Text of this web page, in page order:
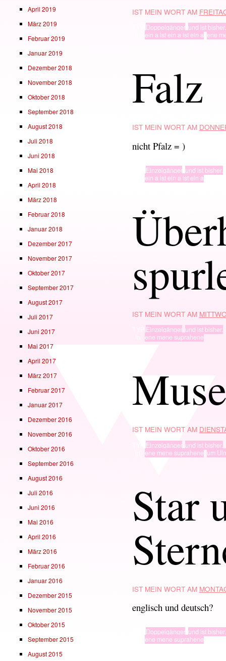
IST MEIN WORT AM
Doppelgänger, und ist bisher.
ein a ist ein a ist ein a, ene
Falz
IST MEIN WORT AM
nicht Pfalz = )
Einzelgänger, und ist bisher.
ein a ist ein a ist ein a
IST MEIN WORT AM
Einzelgänger, und ist bisher.
ene mene suprahene
Muse
IST MEIN WORT AM
Einzelgänger, und ist bisher.
ene mene suprahene,um
Star
IST MEIN WORT AM
englisch und deutsch?
Doppelgänger, und ist bisher.
ene mene suprahene
April 2019
März 2019
Februar 2019
Januar 2019
Dezember 2018
November 2018
Oktober 2018
September 2018
August 2018
Juli 2018
Juni 2018
Mai 2018
April 2018
März 2018
Februar 2018
Januar 2018
Dezember 2017
November 2017
Oktober 2017
September 2017
August 2017
Juli 2017
Juni 2017
Mai 2017
April 2017
März 2017
Februar 2017
Januar 2017
Dezember 2016
November 2016
Oktober 2016
September 2016
August 2016
Juli 2016
Juni 2016
Mai 2016
April 2016
März 2016
Februar 2016
Januar 2016
Dezember 2015
November 2015
Oktober 2015
September 2015
August 2015